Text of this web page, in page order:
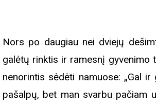
Nors po daugiau nei dviejų
galėtų rinktis ir ramesnį gyvenimo
nenorintis sėdėti namuose: „Gal ir
pašalpų, bet man svarbu pačiam